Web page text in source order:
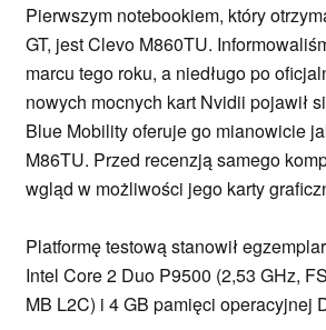
Pierwszym notebookiem, który
GT, jest Clevo M860TU.
marcu tego roku, a niedługo po
nowych mocnych kart Nvidii pojawił
Blue Mobility oferuje go mianowicie
M86TU. Przed recenzją samego
wgląd w możliwości jego karty
Platformę testową stanowił
Intel Core 2 Duo P9500 (2,53 GHz,
MB L2C) i 4 GB pamięci operacyjnej